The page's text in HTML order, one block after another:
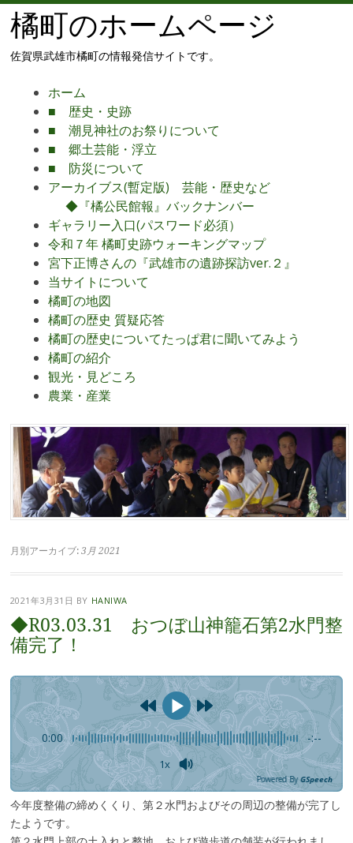
橘町のホームページ
佐賀県武雄市橘町の情報発信サイトです。
ホーム
■ 歴史・史跡
■ 潮見神社のお祭りについて
■ 郷土芸能・浮立
■ 防災について
アーカイブス(暫定版) 芸能・歴史など
◆『橘公民館報』バックナンバー
ギャラリー入口(パスワード必須）
令和７年 橘町史跡ウォーキングマップ
宮下正博さんの『武雄市の遺跡探訪ver.２』
当サイトについて
橘町の地図
橘町の歴史 質疑応答
橘町の歴史についてたっぱ君に聞いてみよう
橘町の紹介
観光・見どころ
農業・産業
月別アーカイブ: 3月 2021
2021年3月31日 BY HANIWA
◆R03.03.31 おつぼ山神籠石第2水門整
備完了！
0:00 -:--
1x
Powered By GSpeech
今年度整備の締めくくり、第２水門およびその周辺の整備が完了し
たようです。